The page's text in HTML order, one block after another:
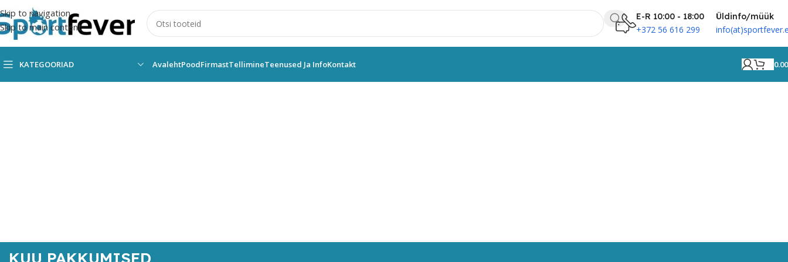
Skip to navigation
Skip to main content
E-R 10:00 - 18:00
+372 56 616 299
Üldinfo/müük
KATEGOORIAD AvalehtPoodFirmastTellimineTeenused Ja InfoKontakt